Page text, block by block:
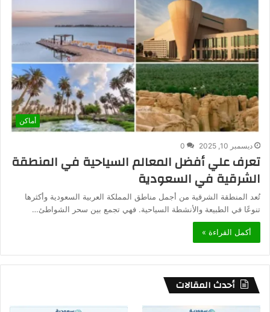
أماكن
ديسمبر 10, 2025 0
تعرف علي أفضل المعالم السياحية في المنطقة
الشرقية في السعودية
تُعد المنطقة الشرقية من أجمل مناطق المملكة العربية السعودية وأكثرها
تنوعًا في الطبيعة والأنشطة السياحية. فهي تجمع بين سحر الشواطئ…
أكمل القراءة »
أحدث المقالات